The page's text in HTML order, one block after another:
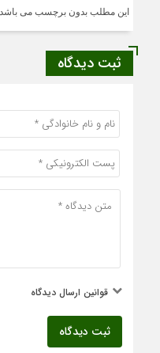
این مطلب بدون برچسب می باشد.
ثبت دیدگاه
قوانین ارسال دیدگاه
ثبت دیدگاه